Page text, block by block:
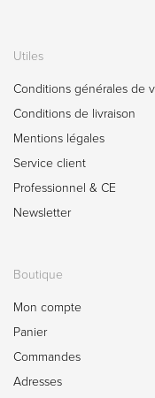
Utiles
Conditions générales de
Conditions de livraison
Mentions légales
Service client
Professionnel & CE
Newsletter
Boutique
Mon compte
Panier
Commandes
Adresses